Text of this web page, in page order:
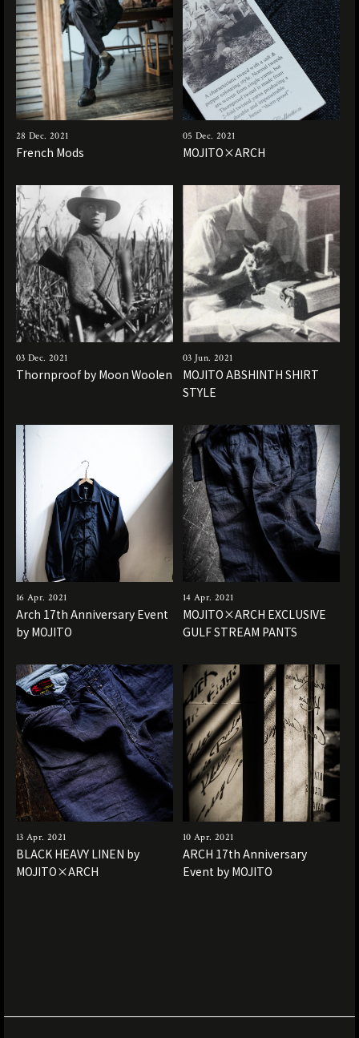
28 Dec. 2021
French Mods
05 Dec. 2021
MOJITO×ARCH
03 Dec. 2021
Thornproof by Moon Woolen
03 Jun. 2021
MOJITO ABSHINTH SHIRT
STYLE
16 Apr. 2021
Arch 17th Anniversary Event
by MOJITO
14 Apr. 2021
MOJITO×ARCH EXCLUSIVE
GULF STREAM PANTS
13 Apr. 2021
BLACK HEAVY LINEN by
MOJITO×ARCH
10 Apr. 2021
ARCH 17th Anniversary
Event by MOJITO